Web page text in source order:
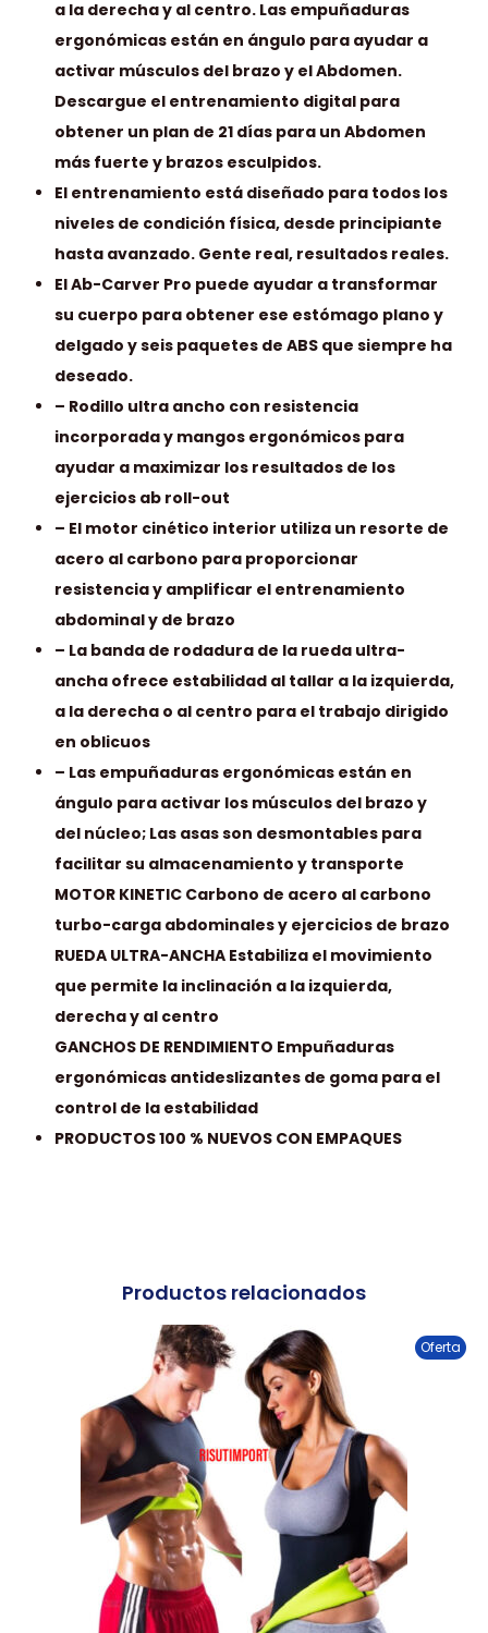
a la derecha y al centro. Las empuñaduras
ergonómicas están en ángulo para ayudar a
activar músculos del brazo y el Abdomen.
Descargue el entrenamiento digital para
obtener un plan de 21 días para un Abdomen
más fuerte y brazos esculpidos.
El entrenamiento está diseñado para todos los
niveles de condición física, desde principiante
hasta avanzado. Gente real, resultados reales.
El Ab-Carver Pro puede ayudar a transformar
su cuerpo para obtener ese estómago plano y
delgado y seis paquetes de ABS que siempre ha
deseado.
– Rodillo ultra ancho con resistencia
incorporada y mangos ergonómicos para
ayudar a maximizar los resultados de los
ejercicios ab roll-out
– El motor cinético interior utiliza un resorte de
acero al carbono para proporcionar
resistencia y amplificar el entrenamiento
abdominal y de brazo
– La banda de rodadura de la rueda ultra-
ancha ofrece estabilidad al tallar a la izquierda,
a la derecha o al centro para el trabajo dirigido
en oblicuos
– Las empuñaduras ergonómicas están en
ángulo para activar los músculos del brazo y
del núcleo; Las asas son desmontables para
facilitar su almacenamiento y transporte
MOTOR KINETIC Carbono de acero al carbono
turbo-carga abdominales y ejercicios de brazo
RUEDA ULTRA-ANCHA Estabiliza el movimiento
que permite la inclinación a la izquierda,
derecha y al centro
GANCHOS DE RENDIMIENTO Empuñaduras
ergonómicas antideslizantes de goma para el
control de la estabilidad
PRODUCTOS 100 % NUEVOS CON EMPAQUES
Productos relacionados
Oferta